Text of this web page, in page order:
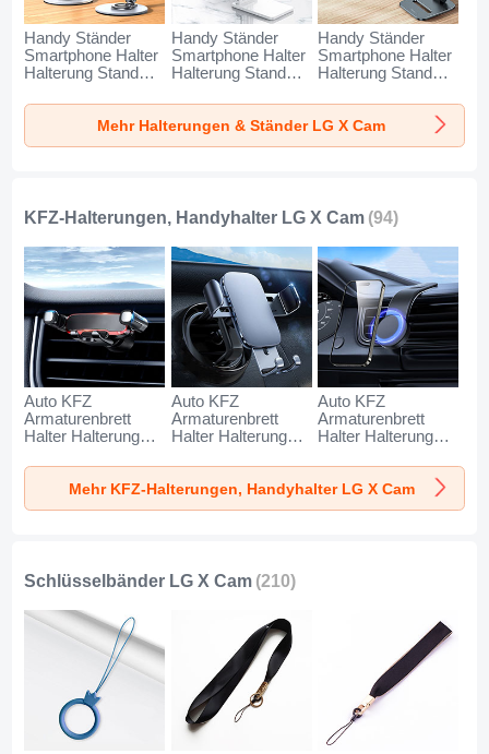
Handy Ständer
Smartphone Halter
Halterung Stand
LG X Cam Silber
Handy Ständer
Smartphone Halter
Halterung Stand
LG X Cam Weiß
Handy Ständer
Smartphone Halter
Halterung Stand
LG X Cam
Schwarz
Mehr Halterungen & Ständer LG X Cam
KFZ-Halterungen, Handyhalter LG X Cam (94)
Auto KFZ
Armaturenbrett
Halter Halterung
AutoHalter
Halterungung
Handy BS6 für LG
Auto KFZ
Armaturenbrett
Halter Halterung
AutoHalter
Halterungung
Handy BS3 für LG
Auto KFZ
Armaturenbrett
Halter Halterung
AutoHalter
Halterungung
Magnet Handy BS1
Mehr KFZ-Halterungen, Handyhalter LG X Cam
Schlüsselbänder LG X Cam (210)